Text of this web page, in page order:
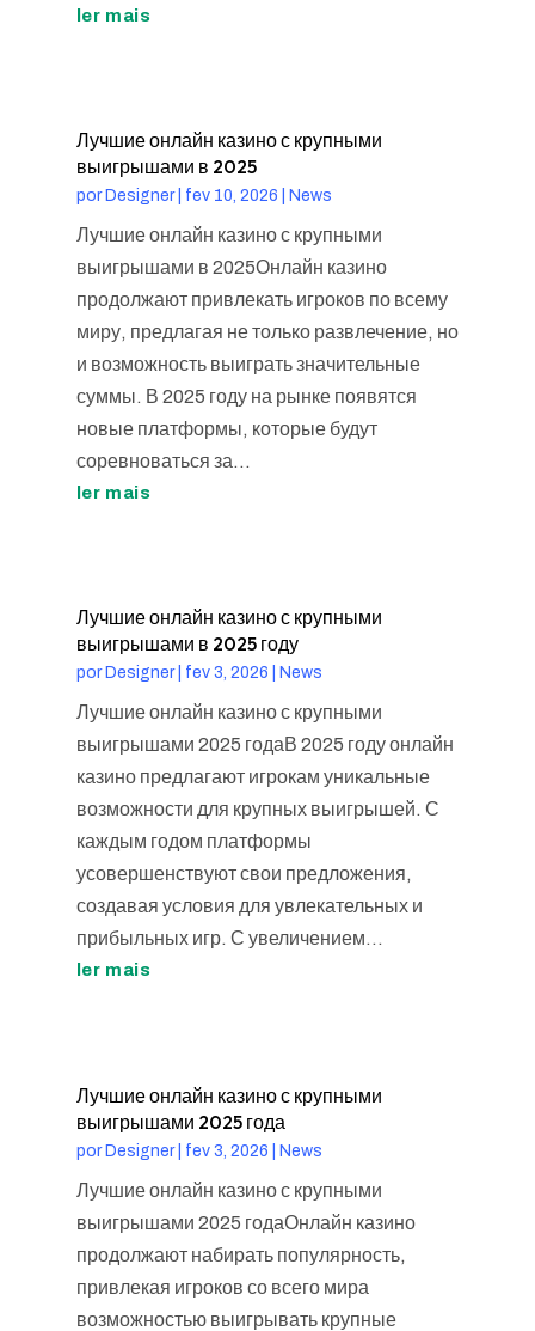
ler mais
Лучшие онлайн казино с крупными
выигрышами в 2025
por Designer| fev 10, 2026 News
Лучшие онлайн казино с крупными
выигрышами в 2025Онлайн казино
продолжают привлекать игроков по всему
миру, предлагая не только развлечение, но
и возможность выиграть значительные
суммы. В 2025 году на рынке появятся
новые платформы, которые будут
соревноваться за...
ler mais
Лучшие онлайн казино с крупными
выигрышами в 2025 году
por Designer| fev 3, 2026 News
Лучшие онлайн казино с крупными
выигрышами 2025 годаВ 2025 году онлайн
казино предлагают игрокам уникальные
возможности для крупных выигрышей. С
каждым годом платформы
усовершенствуют свои предложения,
создавая условия для увлекательных и
прибыльных игр. С увеличением...
ler mais
Лучшие онлайн казино с крупными
выигрышами 2025 года
porDesigner| fev 3, 2026 News
Лучшие онлайн казино с крупными
выигрышами 2025 годаОнлайн казино
продолжают набирать популярность,
привлекая игроков со всего мира
возможностью выигрывать крупные